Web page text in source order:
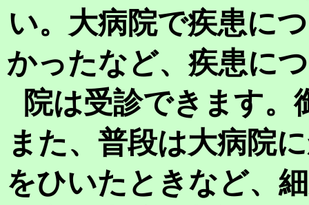
い。大病院で疾患に
かったなど、疾患に
院は受診できます。
また、普段は大病院
をひいたときなど、